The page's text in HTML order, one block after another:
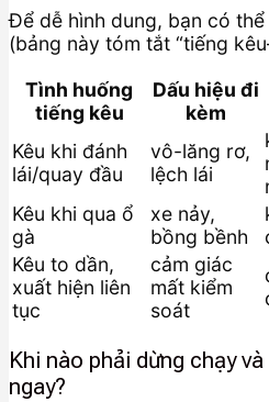
Để dễ hình dung, bạn có
(bảng này tóm tắt “tiếng
Tình huống
tiếng kêu
Dấu hiệu đi
kèm
Kêu khi đánh
lái/quay đầu
vô-lăng rơ,
lệch lái
Kêu khi qua ổ
gà
xe nảy,
bồng bềnh
Kêu to dần,
xuất hiện liên
tục
cảm giác
mất kiểm
soát
Khi nào phải dừng chạy
ngay?